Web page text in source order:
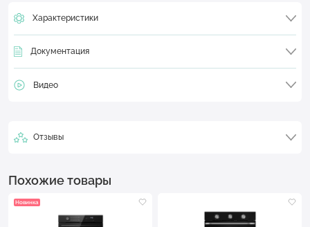
Характеристики
Документация
Видео
Отзывы
Похожие товары
Новинка